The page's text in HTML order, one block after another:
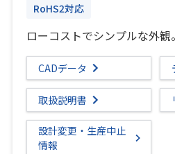
RoHS2対応
ローコストでシンプルな外観。
CADデータ
取扱説明書
設計変更・生産中止
情報